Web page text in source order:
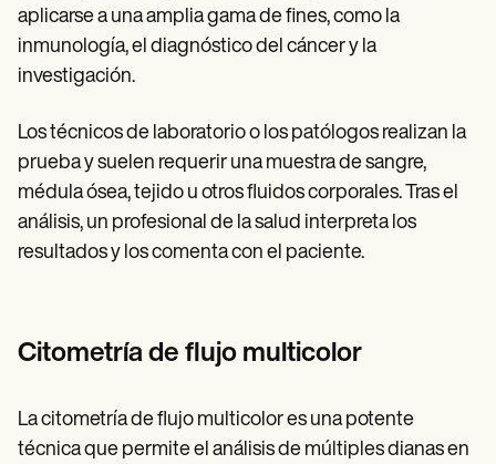
aplicarse a una amplia gama de fines, como la
inmunología, el diagnóstico del cáncer y la
investigación.
Los técnicos de laboratorio o los patólogos realizan la
prueba y suelen requerir una muestra de sangre,
médula ósea, tejido u otros fluidos corporales. Tras el
análisis, un profesional de la salud interpreta los
resultados y los comenta con el paciente.
Citometría de flujo multicolor
La citometría de flujo multicolor es una potente
técnica que permite el análisis de múltiples dianas en